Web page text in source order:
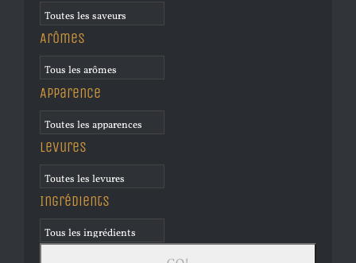
Arômes
Apparence
Levures
Ingrédients